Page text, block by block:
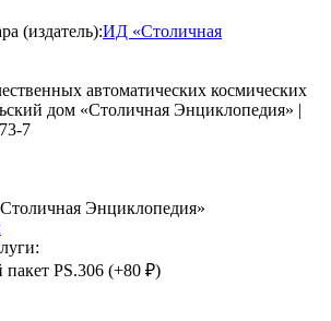
(издатель):ИД «Столичная
автоматических космических
дом «Столичная Энциклопедия» |
7
Энциклопедия»
PS.306 (+80 ₽)